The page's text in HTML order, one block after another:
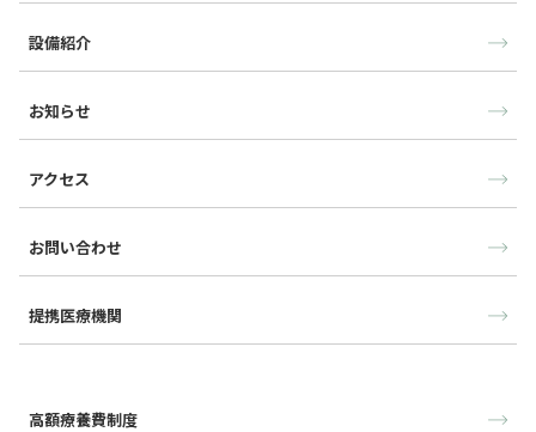
設備紹介
お知らせ
アクセス
お問い合わせ
提携医療機関
高額療養費制度